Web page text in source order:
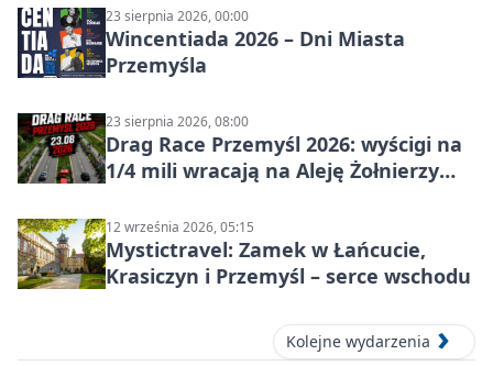
23 sierpnia 2026, 00:00
Wincentiada 2026 – Dni Miasta
Przemyśla
23 sierpnia 2026, 08:00
Drag Race Przemyśl 2026: wyścigi na
1/4 mili wracają na Aleję Żołnierzy
12 września 2026, 05:15
Mystictravel: Zamek w Łańcucie,
Krasiczyn i Przemyśl – serce wschodu
Kolejne wydarzenia